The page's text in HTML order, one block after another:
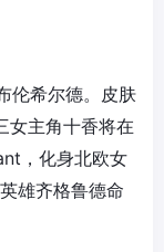
伦希尔德。皮肤
女主角十香将在
，化身北欧女
雄齐格鲁德命